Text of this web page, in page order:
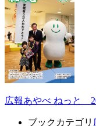
広報あやべ ねっと
ブックカテゴリ